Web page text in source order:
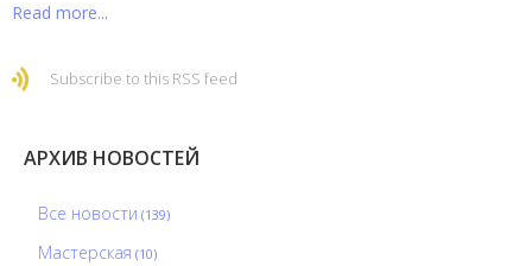
Read more...
Subscribe to this RSS feed
АРХИВ НОВОСТЕЙ
Все новости (139)
Мастерская (10)